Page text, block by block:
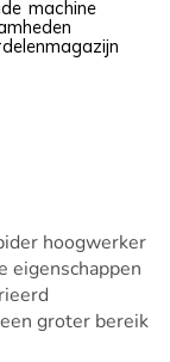
machine
hoogwerker
eigenschappen
groter bereik